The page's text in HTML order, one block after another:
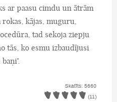
ar paasu cimdu un ātrām
kājas, muguru,
tad sekoja ziepju
tās, ko esmu izbaudījusi
Skatīts: 5660
(11)